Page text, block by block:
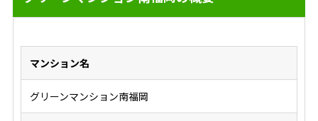
マンション名
グリーンマンション南福岡